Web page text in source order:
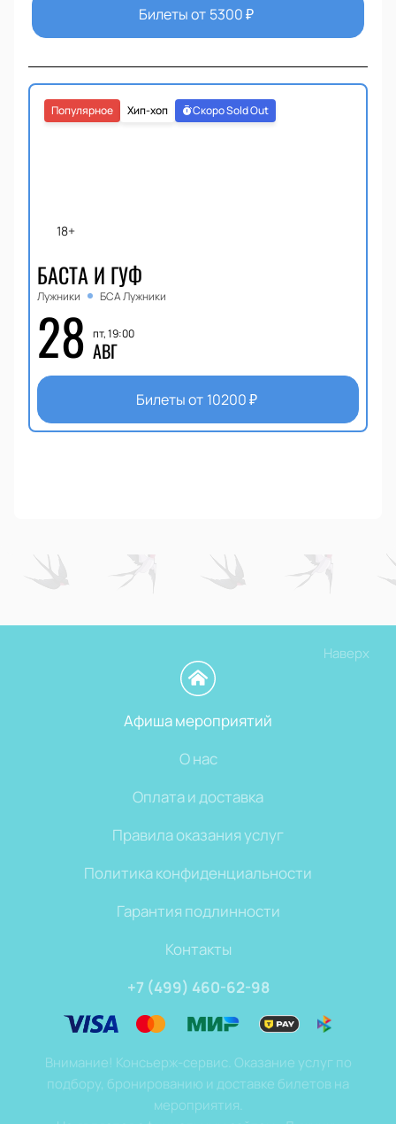
Билеты от 5300₽
18+
Хип-хоп
Популярное Скоро Sold Out
БАСТА И ГУФ
Лужники БСА Лужники
28 пт, 19:00
АВГ
Билеты от 10200₽
Наверх
Афиша мероприятий
О нас
Оплата и доставка
Правила оказания услуг
Политика конфиденциальности
Гарантия подлинности
Контакты
+7 (499) 460-62-98
Внимание! Консьерж-сервис. Оказание услуг по
подбору, бронированию и доставке билетов на
мероприятия.